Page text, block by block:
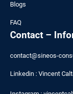
Blogs
FAQ
Contact –
contact@sineos-
Linkedin : Vincent